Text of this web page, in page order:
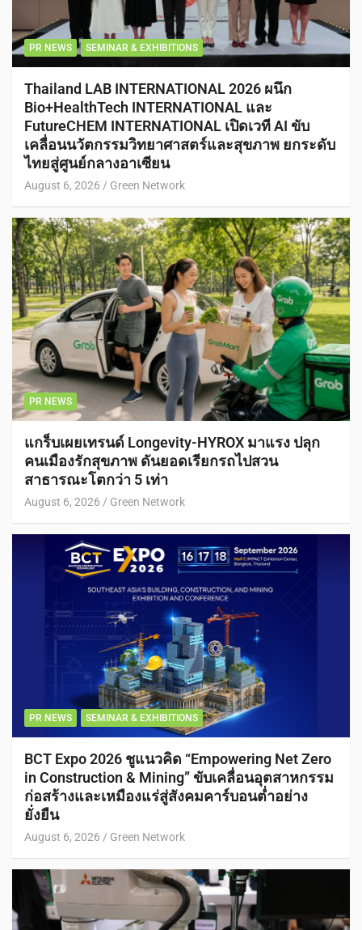
PR NEWS SEMINAR & EXHIBITIONS
Thailand LAB INTERNATIONAL 2026 ผนึก
Bio+HealthTech INTERNATIONAL และ
FutureCHEM INTERNATIONAL เปิดเวที AI ขับ
เคลื่อนนวัตกรรมวิทยาศาสตร์และสุขภาพ ยกระดับ
ไทยสู่ศูนย์กลางอาเซียน
August 6, 2026 Green Network
PR NEWS
แกร็บเผยเทรนด์ Longevity-HYROX มาแรง ปลุก
คนเมืองรักสุขภาพ ดันยอดเรียกรถไปสวน
สาธารณะโตกว่า 5 เท่า
August 6, 2026 Green Network
PR NEWS SEMINAR & EXHIBITIONS
BCT Expo 2026 ชูแนวคิด “Empowering Net Zero
in Construction & Mining” ขับเคลื่อนอุตสาหกรรม
ก่อสร้างและเหมืองแร่สู่สังคมคาร์บอนต่ำอย่าง
ยั่งยืน
August 6, 2026 Green Network